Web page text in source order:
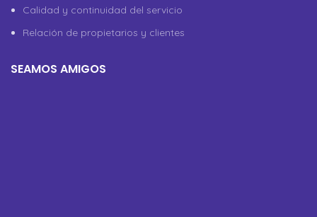
Calidad y continuidad del servicio
Relación de propietarios y clientes
SEAMOS AMIGOS